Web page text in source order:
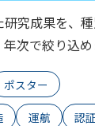
究成果を、
次で絞り込め
ポスター
運航 認証